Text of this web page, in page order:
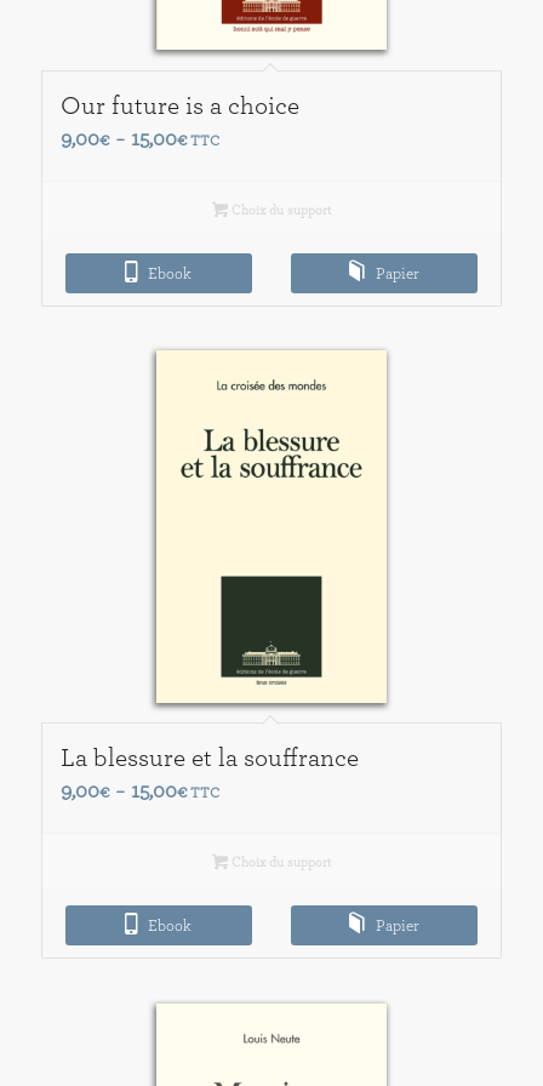
Our future is a choice
9,00€ – 15,00€Plage
9,00€
à
15,00€
TTC
Choix du support
Ebook Papier
La blessure et la souffrance
9,00€ – 15,00€Plage
9,00€
à
15,00€
TTC
Choix du support
Ebook Papier